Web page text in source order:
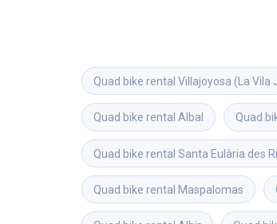
Quad bike rental Villajoyosa (La Vila
Quad bike rental Albal Quad
Quad bike rental Santa Eulària des
Quad bike rental Maspalomas